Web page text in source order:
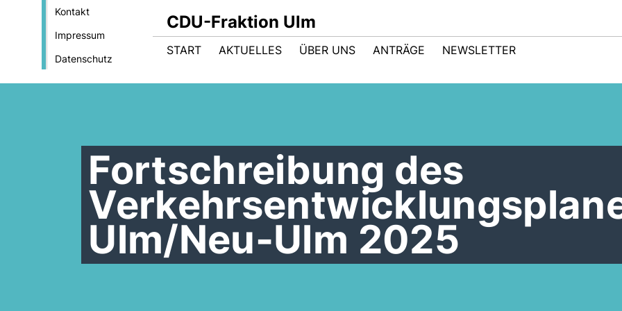
Kontakt
Impressum
Datenschutz
CDU-Fraktion Ulm
START AKTUELLES ÜBER UNS ANTRÄGE NEWSLETTER
Fortschreibung des
Ulm/Neu-Ulm 2025